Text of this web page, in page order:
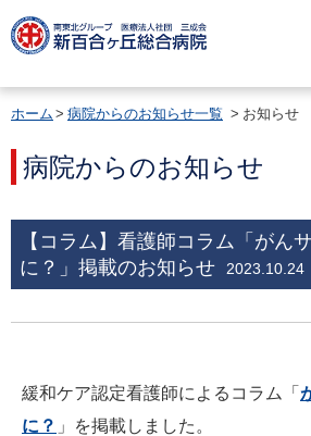
ホーム 病院からのお知らせ一覧 お知らせ
病院からのお知らせ
【コラム】看護師コラム「がん
に？」掲載のお知らせ
2023.10.24
緩和ケア認定看護師によるコラム「
に？ 」を掲載しました。